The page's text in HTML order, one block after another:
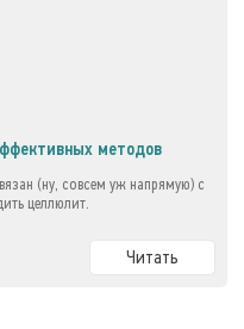
методов
(ну, совсем уж напрямую) с
целлюлит.
Читать